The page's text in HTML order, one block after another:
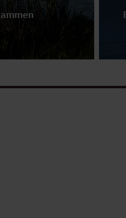
åt många
Likstammen